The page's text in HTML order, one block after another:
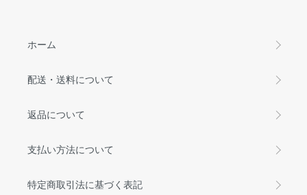
ホーム
配送・送料について
返品について
支払い方法について
特定商取引法に基づく表記